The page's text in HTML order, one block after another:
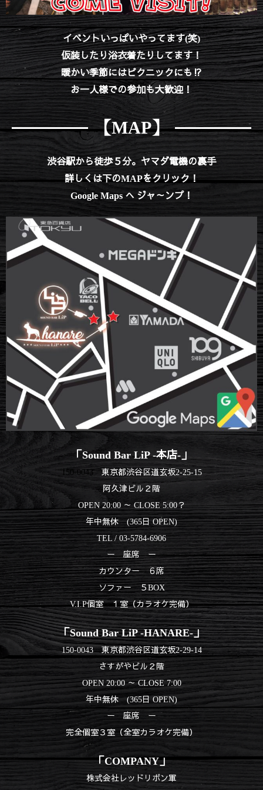
イベントいっぱいやってます(笑)
仮装したり浴衣着たりしてます！
暖かい季節にはピクニックにも⁉
お一人様での参加も大歓迎！
【MAP】
渋谷駅から徒歩５分。ヤマダ電機の裏手
詳しくは下のMAPをクリック！
Google Maps へ ジャ～ンプ！
「Sound Bar LiP -本店-」
150-0043東京都渋谷区道玄坂2-25-15
阿久津ビル２階
OPEN 20:00 ～ CLOSE 5:00？
年中無休 (365日 OPEN)
TEL / 03-5784-6906
ー 座席 ー
カウンター ６席
ソファー ５BOX
V.I.P個室 １室（カラオケ完備）
「Sound Bar LiP -HANARE-」
150-0043 東京都渋谷区道玄坂2-29-14
さすがやビル２階
OPEN 20:00 ～ CLOSE 7:00
年中無休 (365日 OPEN)
ー 座席 ー
完全個室３室（全室カラオケ完備）
「COMPANY」
株式会社レッドリボン軍